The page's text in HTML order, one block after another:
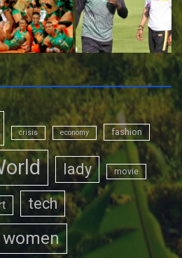
crisis economy fashion
lady movie
tech
women